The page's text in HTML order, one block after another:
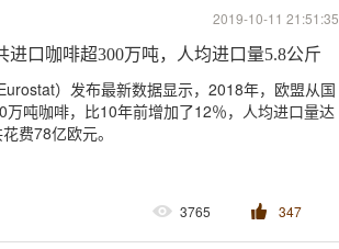
2019-10-11 21:51:35
进口咖啡超300万吨，人均进口量5.8公斤
）发布最新数据显示，2018年，欧盟从国
万吨咖啡，比10年前增加了12％，人均进口量达
费78亿欧元。
3765 347